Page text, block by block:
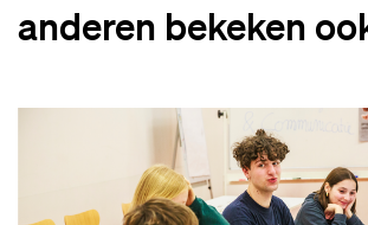
anderen bekeken